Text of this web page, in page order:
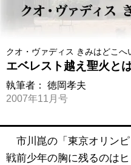
クオ・ヴァディス きみはどこへ
エベレスト越え聖火と
執筆者： 徳岡孝夫
2007年11月号
市川崑の「東京オリンピ
戦前少年の胸に残るのは